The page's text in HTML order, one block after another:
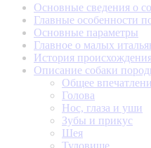
Основные сведения о
Главные особенности
Основные параметры
Главное о малых
История
Описание собаки
Общее
Голова
Нос, глаза и уши
Зубы и прикус
Шея
Туловище